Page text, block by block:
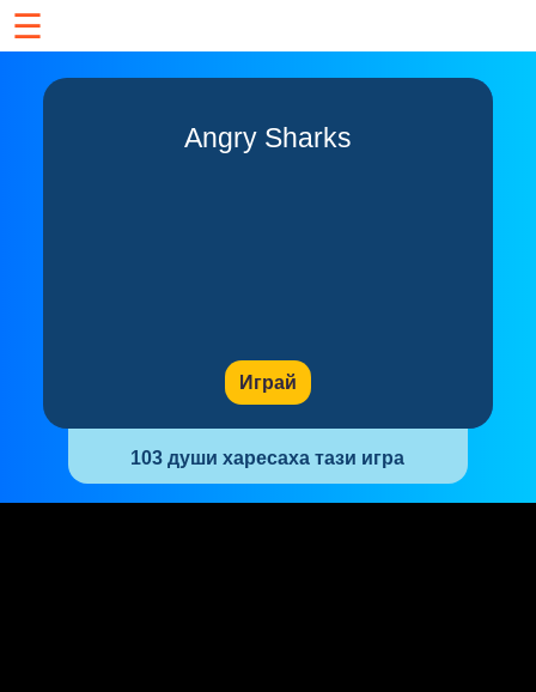
☰
Angry Sharks
Играй
103 души харесаха тази игра